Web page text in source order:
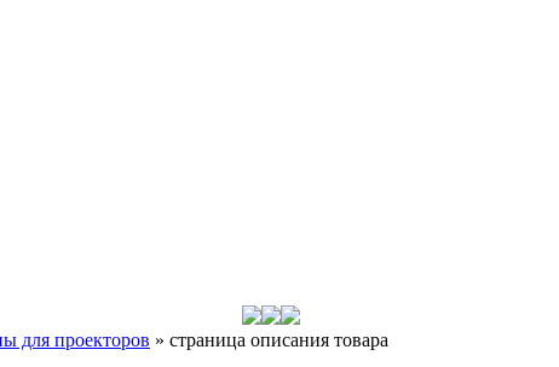
для проекторов » страница описания товара